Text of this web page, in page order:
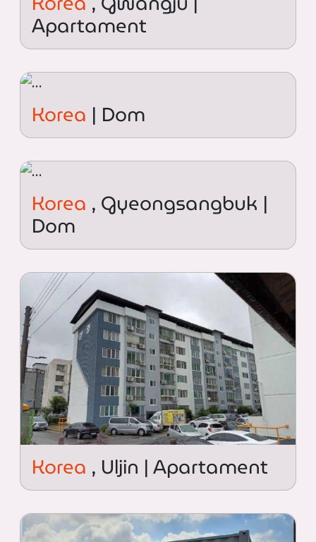
Apartament
Korea | Dom
Korea , Gyeongsangbuk |
Dom
Korea , Uljin | Apartament